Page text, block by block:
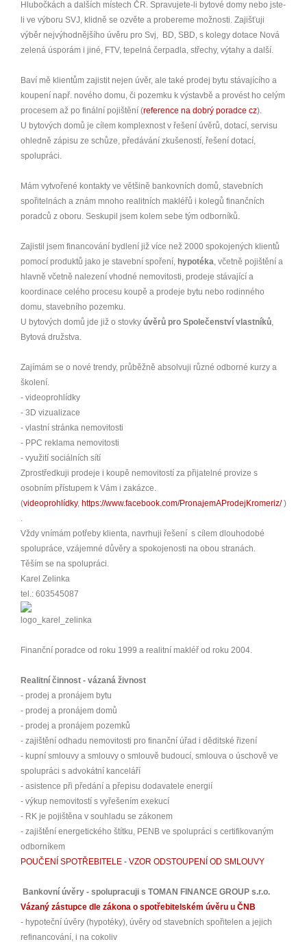
Hlubočkách a dalších místech ČR. Spravujete-li bytové domy nebo jste-
li ve výboru SVJ, klidně se ozvěte a probereme možnosti. Zajišťuji
výběr nejvýhodnějšího úvěru pro Svj, BD, SBD, s kolegy dotace Nová
zelená úsporám i jiné, FTV, tepelná čerpadla, střechy, výtahy a další.
Baví mě klientům zajistit nejen úvěr, ale také prodej bytu stávajícího a
koupení např. nového domu, či pozemku k výstavbě a provést ho celým
procesem až po finální pojištění (reference na dobrý poradce cz).
U bytových domů je cílem komplexnost v řešení úvěrů, dotací, servisu
ohledně zápisu ze schůze, předávání zkušeností, řešení dotací,
spolupráci.
Mám vytvořené kontakty ve většině bankovních domů, stavebních
spořitelnách a znám mnoho realitních makléřů i kolegů finančních
poradců z oboru. Seskupil jsem kolem sebe tým odborníků.
Zajistil jsem financování bydlení již více než 2000 spokojených klientů
pomocí produktů jako je stavební spoření, hypotéka , včetně pojištění a
hlavně včetně nalezení vhodné nemovitosti, prodeje stávající a
koordinace celého procesu koupě a prodeje bytu nebo rodinného
domu, stavebního pozemku.
U bytových domů jde již o stovky úvěrů pro Společenství vlastníků
Bytová družstva.
Zajímám se o nové trendy, průběžně absolvuji různé odborné kurzy a
školení.
- videoprohlídky
- 3D vizualizace
- vlastní stránka nemovitosti
- PPC reklama nemovitosti
- využití sociálních sítí
Zprostředkuji prodeje i koupě nemovitostí za přijatelné provize s
osobním přístupem k Vám i zakázce.
(videoprohlídky, https://www.facebook.com/PronajemAProdejKromeriz/)
Vždy vnímám potřeby klienta, navrhuji řešení s cílem dlouhodobé
spolupráce, vzájemné důvěry a spokojenosti na obou stranách.
Těším se na spolupráci.
Karel Zelinka
tel.: 603545087
Finanční poradce od roku 1999 a realitní makléř od roku 2004.
Realitní činnost - vázaná živnost
- prodej a pronájem bytu
- prodej a pronájem domů
- prodej a pronájem pozemků
- zajištění odhadu nemovitosti pro finanční úřad i děditské řizení
- kupní smlouvy a smlouvy o smlouvě budoucí, smlouva o úschově ve
spolupráci s advokátní kanceláří
- asistence při předání a přepisu dodavatele energií
- výkup nemovitostí s vyřešením exekucí
- RK je pojištěna v souhladu se zákonem
- zajištění energetického štítku, PENB ve spolupráci s certifikovaným
odborníkem
POUČENÍ SPOTŘEBITELE - VZOR ODSTOUPENÍ OD SMLOUVY
Bankovní úvěry - spolupracuji s TOMAN FINANCE GROUP s.r.o.
Vázaný zástupce dle zákona o spotřebitelském úvěru u ČNB
- hypoteční úvěry (hypotéky), úvěry od stavebních spořitelen a jejich
refinancování, i na cokoliv